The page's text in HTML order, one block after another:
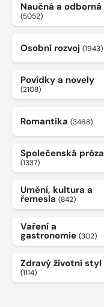
Naučná a odborná
(5052)
Osobní rozvoj (1943)
Povídky a novely
(2108)
Romantika (3468)
Společenská próza
(1337)
Umění, kultura a
řemesla (842)
Vaření a
gastronomie (302)
Zdravý životní styl
(1114)